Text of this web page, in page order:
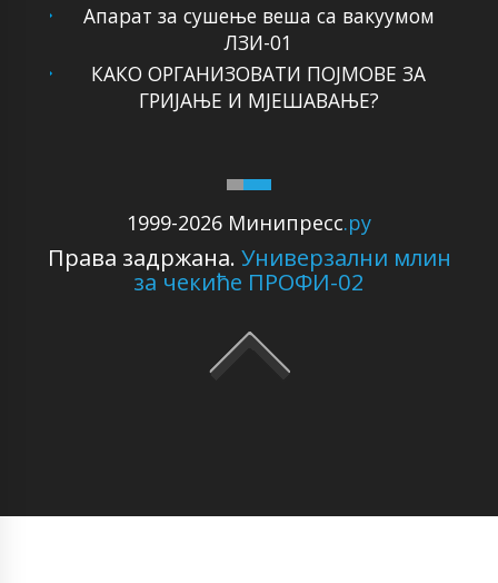
1999-2026 Минипресс.ру
Права задржана. Универзални млин
за чекиће ПРОФИ-02
Апарат за сушење веша са вакуумом
ЛЗИ-01
КАКО ОРГАНИЗОВАТИ ПОЈМОВЕ ЗА
ГРИЈАЊЕ И МЈЕШАВАЊЕ?